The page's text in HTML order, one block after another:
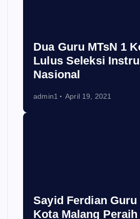
Dua Guru MTsN 1
Lulus Seleksi
Nasional
admin1 April 19, 2021
Sayid Ferdian Guru
Kota Malang